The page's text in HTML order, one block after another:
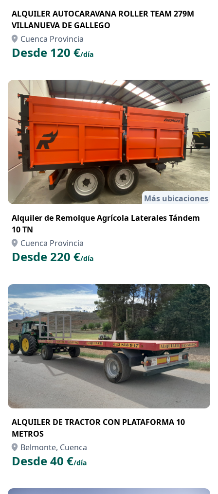
ALQUILER AUTOCARAVANA ROLLER TEAM 279M
VILLANUEVA DE GALLEGO
Cuenca Provincia
Desde 120 €/día
Más ubicaciones
Alquiler de Remolque Agrícola Laterales Tándem
10 TN
Cuenca Provincia
Desde 220 €/día
ALQUILER DE TRACTOR CON PLATAFORMA 10
METROS
Belmonte, Cuenca
Desde 40 €/día